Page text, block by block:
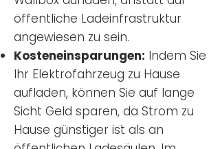
öffentliche Ladeinfrastruktur
angewiesen zu sein.
Kosteneinsparungen: Indem Sie
Ihr Elektrofahrzeug zu Hause
aufladen, können Sie auf lange
Sicht Geld sparen, da Strom zu
Hause günstiger ist als an